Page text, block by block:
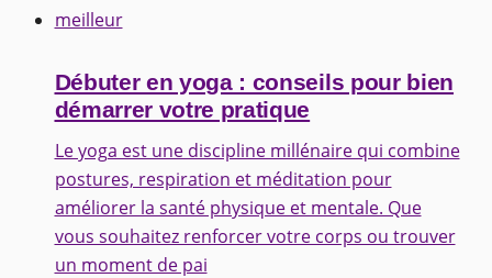
meilleur
Débuter en yoga : conseils pour bien
démarrer votre pratique
Le yoga est une discipline millénaire qui combine
postures, respiration et méditation pour
améliorer la santé physique et mentale. Que
vous souhaitez renforcer votre corps ou trouver
un moment de pai